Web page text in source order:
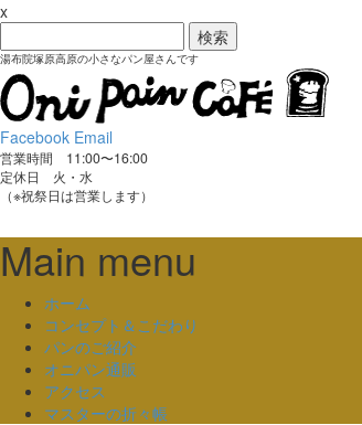
x
索:
湯布院塚原高原の小さなパン屋さんです
Facebook Email
営業時間 11:00〜16:00
定休日 火・水
（※祝祭日は営業します）
Main menu
Skip
content
ホーム
コンセプト＆こだわり
パンのご紹介
オニパン通販
アクセス
マスターの折々帳